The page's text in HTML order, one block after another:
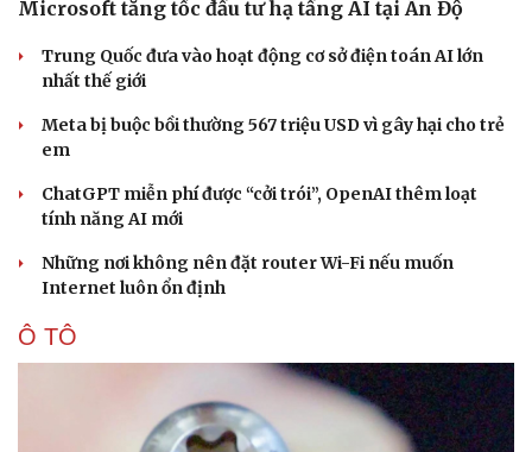
Podcast
Câu chuyện thời sự
Microsoft tăng tốc đầu tư hạ tầng AI tại Ấn Độ
Trung Quốc đưa vào hoạt động cơ sở điện toán AI lớn
nhất thế giới
Meta bị buộc bồi thường 567 triệu USD vì gây hại cho trẻ
em
ChatGPT miễn phí được “cởi trói”, OpenAI thêm loạt
tính năng AI mới
Những nơi không nên đặt router Wi-Fi nếu muốn
Internet luôn ổn định
Ô TÔ